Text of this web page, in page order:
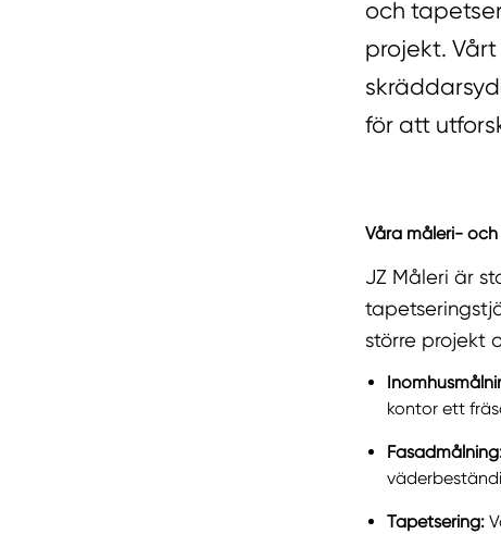
och
projekt.
för att
Våra måleri-
JZ Måleri är
större projekt
kontor ett
Tapetsering: